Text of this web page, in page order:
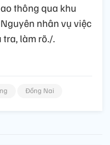
thông qua khu
nhân vụ việc
làm rõ./.
Đồng Nai